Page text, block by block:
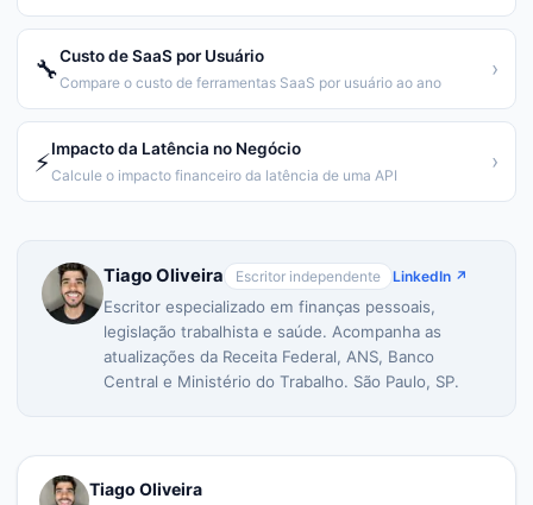
🔧Custo de SaaS por Usuário
Compare o custo de ferramentas SaaS por usuário ao ano
›
⚡Impacto da Latência no Negócio
Calcule o impacto financeiro da latência de uma API
›
Tiago Oliveira Escritor independente LinkedIn ↗
Escritor especializado em finanças pessoais,
legislação trabalhista e saúde. Acompanha as
atualizações da Receita Federal, ANS, Banco
Central e Ministério do Trabalho. São Paulo, SP.
Tiago Oliveira